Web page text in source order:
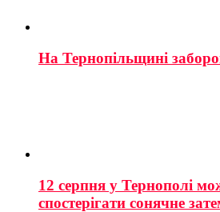
На Тернопільщині
12 серпня у Тернополі
спостерігати сонячне